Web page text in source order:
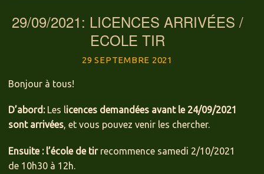
29/09/2021: LICENCES ARRIVÉES /
ECOLE TIR
29 SEPTEMBRE 2021
Bonjour à tous!
D’abord:Les licences demandées avant le 24/09/2021
sont arrivées, et vous pouvez venir les chercher.
Ensuite : l’école de tirrecommence samedi 2/10/2021
de 10h30 à 12h.